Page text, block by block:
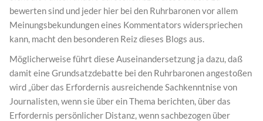
bewerten sind und jeder hier bei den Ruhrbaronen vor allem
Meinungsbekundungen eines Kommentators widerspriechen
kann, macht den besonderen Reiz dieses Blogs aus.
Möglicherweise führt diese Auseinandersetzung ja dazu, daß
damit eine Grundsatzdebatte bei den Ruhrbaronen angestoßen
wird „über das Erfordernis ausreichende Sachkenntnise von
Journalisten, wenn sie über ein Thema berichten, über das
Erfordernis persönlicher Distanz, wenn sachbezogen über